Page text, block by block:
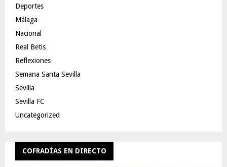
Deportes
Málaga
Nacional
Real Betis
Reflexiones
Semana Santa Sevilla
Sevilla
Sevilla FC
Uncategorized
COFRADÍAS EN DIRECTO